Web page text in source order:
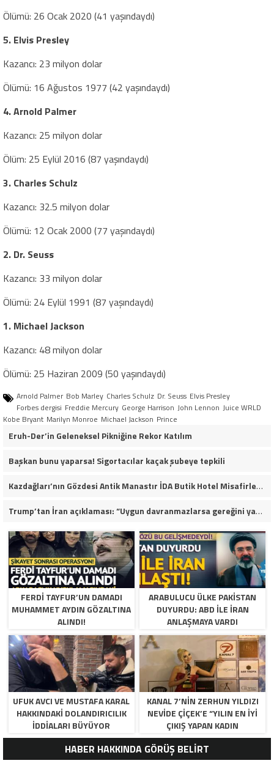
Ölümü: 26 Ocak 2020 (41 yaşındaydı)
5. Elvis Presley
Kazancı: 23 milyon dolar
Ölümü: 16 Ağustos 1977 (42 yaşındaydı)
4. Arnold Palmer
Kazancı: 25 milyon dolar
Ölüm: 25 Eylül 2016 (87 yaşındaydı)
3. Charles Schulz
Kazancı: 32.5 milyon dolar
Ölümü: 12 Ocak 2000 (77 yaşındaydı)
2. Dr. Seuss
Kazancı: 33 milyon dolar
Ölümü: 24 Eylül 1991 (87 yaşındaydı)
1. Michael Jackson
Kazancı: 48 milyon dolar
Ölümü: 25 Haziran 2009 (50 yaşındaydı)
Arnold Palmer Bob Marley Charles Schulz Dr. Seuss Elvis Presley
Forbes dergisi Freddie Mercury George Harrison John Lennon Juice WRLD
Kobe Bryant Marilyn Monroe Michael Jackson Prince
Eruh-Der’in Geleneksel Pikniğine Rekor Katılım
Başkan bunu yaparsa! Sigortacılar kaçak şubeye tepkili
Kazdağları’nın Gözdesi Antik Manastır İDA Butik Hotel Misafirlerinden Tam Not Alıyor
Trump’tan İran açıklaması: “Uygun davranmazlarsa gereğini yaparım”
FERDI TAYFUR’UN DAMADI
MUHAMMET AYDIN GÖZALTINA
ALINDI!
ARABULUCU ÜLKE PAKISTAN
DUYURDU: ABD ILE İRAN
ANLAŞMAYA VARDI
UFUK AVCI VE MUSTAFA KARAL
HAKKINDAKI DOLANDIRICILIK
İDDIALARI BÜYÜYOR
KANAL 7’NİN ZERHUN YILDIZI
NEVİDE ÇİÇEK’E “YILIN EN İYİ
ÇIKIŞ YAPAN KADIN
OYUNCUSU” ÖDÜLÜ!
HABER HAKKINDA GÖRÜŞ BELİRT